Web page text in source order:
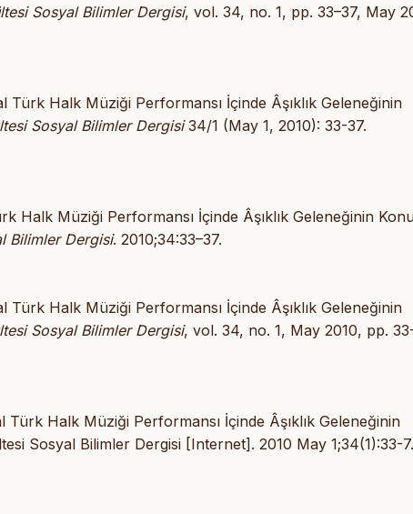
Sosyal Bilimler Dergisi, vol. 34, no. 1, pp. 33–37, May
Halk Müziği Performansı İçinde Âşıklık Geleneğinin
Sosyal Bilimler Dergisi34/1 (May 1, 2010): 33-37.
Halk Müziği Performansı İçinde Âşıklık Geleneğinin
Bilimler Dergisi. 2010;34:33–37.
Halk Müziği Performansı İçinde Âşıklık Geleneğinin
Sosyal Bilimler Dergisi, vol. 34, no. 1, May 2010, pp.
Halk Müziği Performansı İçinde Âşıklık Geleneğinin
Sosyal Bilimler Dergisi [Internet]. 2010 May 1;34(1):33-7.